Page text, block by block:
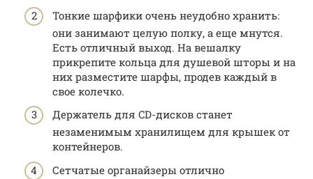
Тонкие шарфики очень неудобно хранить:
они занимают целую полку, а еще мнутся.
Есть отличный выход. На вешалку
прикрепите кольца для душевой шторы и на
них разместите шарфы, продев каждый в
свое колечко.
Держатель для CD-дисков станет
незаменимым хранилищем для крышек от
контейнеров.
Сетчатые органайзеры отлично